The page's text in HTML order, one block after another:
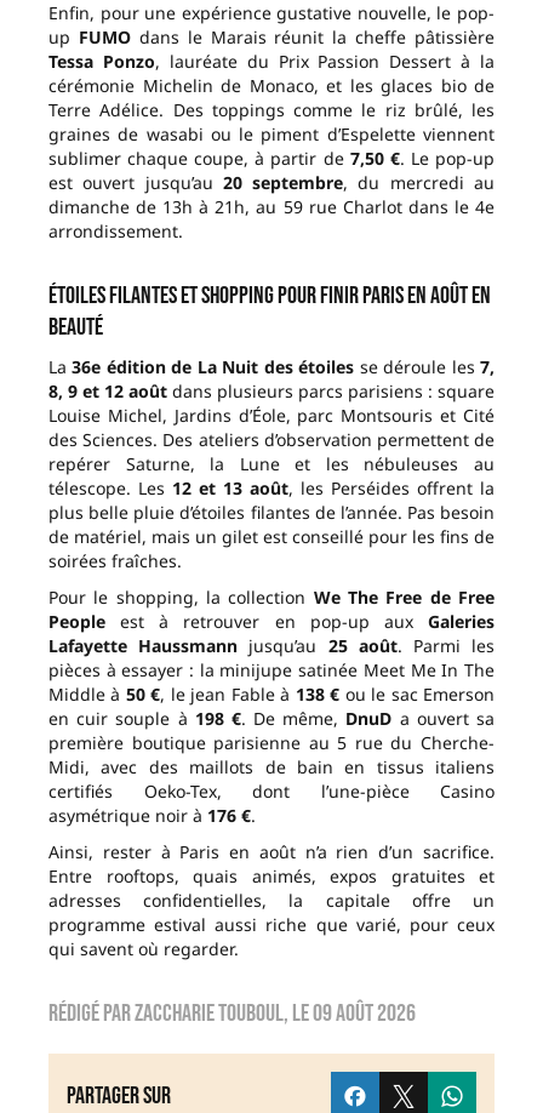
Enfin, pour une expérience gustative nouvelle, le pop-
up FUMOdans le Marais réunit la cheffe pâtissière
Tessa Ponzo, lauréate du Prix Passion Dessert à la
cérémonie Michelin de Monaco, et les glaces bio de
Terre Adélice. Des toppings comme le riz brûlé, les
graines de wasabi ou le piment d’Espelette viennent
sublimer chaque coupe, à partir de 7,50 €. Le pop-up
est ouvert jusqu’au 20 septembre, du mercredi au
dimanche de 13h à 21h, au 59 rue Charlot dans le 4e
arrondissement.
Étoiles filantes et shopping pour finir Paris en août en
beauté
La36e édition de La Nuit des étoiles se déroule les7,
8, 9 et 12 août dans plusieurs parcs parisiens : square
Louise Michel, Jardins d’Éole, parc Montsouris et Cité
des Sciences. Des ateliers d’observation permettent de
repérer Saturne, la Lune et les nébuleuses au
télescope. Les 12 et 13 août, les Perséides offrent la
plus belle pluie d’étoiles filantes de l’année. Pas besoin
de matériel, mais un gilet est conseillé pour les fins de
soirées fraîches.
Pour le shopping, la collection We The Free de Free
People est à retrouver en pop-up aux Galeries
Lafayette Haussmann jusqu’au 25 août. Parmi les
pièces à essayer : la minijupe satinée Meet Me In The
Middle à 50 €, le jean Fable à 138 € ou le sac Emerson
en cuir souple à 198 €. De même, DnuD a ouvert sa
première boutique parisienne au 5 rue du Cherche-
Midi, avec des maillots de bain en tissus italiens
certifiés Oeko-Tex, dont l’une-pièce Casino
asymétrique noir à 176 €.
Ainsi, rester à Paris en août n’a rien d’un sacrifice.
Entre rooftops, quais animés, expos gratuites et
adresses confidentielles, la capitale offre un
programme estival aussi riche que varié, pour ceux
qui savent où regarder.
Rédigé parzaccharie touboul, le09 août 2026
Partager sur